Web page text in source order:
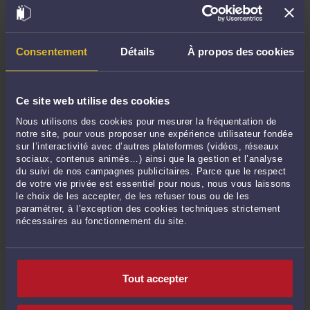
Consentement Détails À propos des cookies
Ce site web utilise des cookies
Nous utilisons des cookies pour mesurer la fréquentation de
notre site, pour vous proposer une expérience utilisateur fondée
sur l’interactivité avec d’autres plateformes (vidéos, réseaux
sociaux, contenus animés…) ainsi que la gestion et l’analyse
du suivi de nos campagnes publicitaires. Parce que le respect
de votre vie privée est essentiel pour nous, nous vous laissons
le choix de les accepter, de les refuser tous ou de les
paramétrer, à l’exception des cookies techniques strictement
nécessaires au fonctionnement du site.
Tout accepter
Alcool au volant au Havre : comment éviter l’inscription au casier judiciaire
B2 malgré une condamnation ?-Le 15 juil. 2026 à 08:00
Voir toutes ses publications
Derniers commentaires
ALIS : « Osta IPTV Finland – 25 000+ kanavaa HD & 4K. Vakaa yhteys, välitön ... »
Le 9 juin 2026 à 22:19sur Conduite malgré l’invalidation ...
ALIS :« Osta IPTV Finland – 25 000+ kanavaa HD & 4K. Vakaa yhteys, välitön ... »
Le 5 juin 2026 à 21:49 surPermis invalidé par erreur : ...
ALIS :« Deutschlands vertrauenswürdigster legaler IPTV-Anbieter. IPTV kaufen -
Le 22 mai 2026 à 18:12surExcès de vitesse +42 km/h : ...
« Osta IPTV Finland – 25 000+ kanavaa HD & 4K. Vakaa yhteys, välitön ... »
Excès de vitesse +42 km/h : ...